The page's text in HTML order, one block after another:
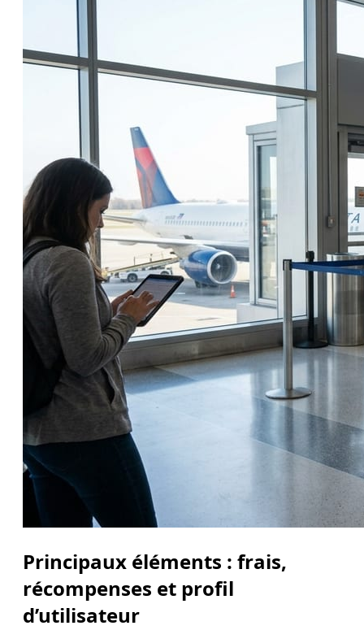
Principaux éléments : frais,
récompenses et profil
d’utilisateur